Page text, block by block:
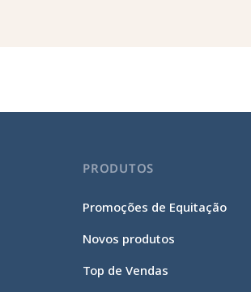
PRODUTOS
Promoções de Equitação
Novos produtos
Top de Vendas